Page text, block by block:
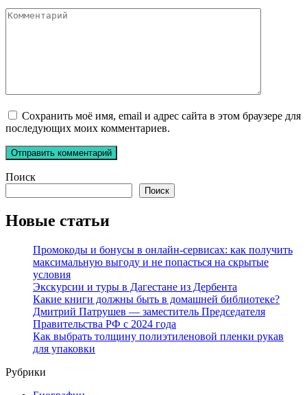
Комментарий
Сохранить моё имя, email и адрес сайта в этом браузере для
последующих моих комментариев.
Поиск
Поиск
Новые статьи
Промокоды и бонусы в онлайн-сервисах: как получить
максимальную выгоду и не попасться на скрытые
условия
Экскурсии и туры в Дагестане из Дербента
Какие книги должны быть в домашней библиотеке?
Дмитрий Патрушев — заместитель Председателя
Правительства РФ с 2024 года
Как выбрать толщину полиэтиленовой пленки рукав
для упаковки
Рубрики